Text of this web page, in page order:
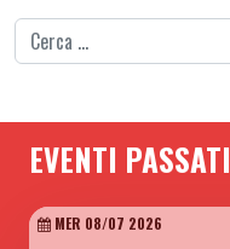
Ricerca per:
EVENTI PASSATI
MER 08/07 2026